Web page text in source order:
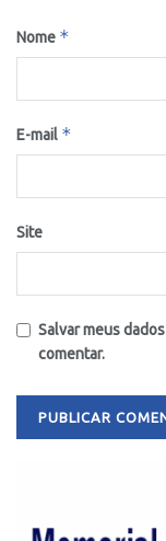
Nome *
E-mail *
Site
Salvar meus
comentar.